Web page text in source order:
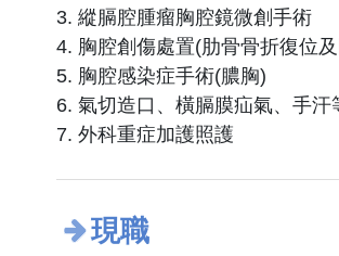
3. 縱膈腔腫瘤胸腔鏡微創手術
4. 胸腔創傷處置(肋骨骨折復位
5. 胸腔感染症手術(膿胸)
6. 氣切造口、橫膈膜疝氣、手汗
7. 外科重症加護照護
現職